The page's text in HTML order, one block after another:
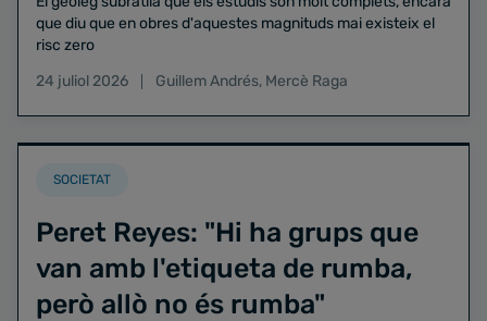
que diu que en obres d'aquestes magnituds mai existeix el
risc zero
24 juliol 2026
Guillem Andrés, Mercè Raga
SOCIETAT
Peret Reyes: "Hi ha grups que
van amb l'etiqueta de rumba,
però allò no és rumba"